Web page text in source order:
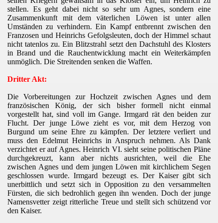
stellen. Es geht dabei nicht so sehr um Agnes, sondern eine
Zusammenkunft mit dem väterlichen Löwen ist unter allen
Umständen zu verhindern. Ein Kampf entbrennt zwischen den
Franzosen und Heinrichs Gefolgsleuten, doch der Himmel schaut
nicht tatenlos zu. Ein Blitzstrahl setzt den Dachstuhl des Klosters
in Brand und die Rauchentwicklung macht ein Weiterkämpfen
unmöglich. Die Streitenden senken die Waffen.
Dritter Akt:
Die Vorbereitungen zur Hochzeit zwischen Agnes und dem
französischen König, der sich bisher formell nicht einmal
vorgestellt hat, sind voll im Gange. Irmgard rät den beiden zur
Flucht. Der junge Löwe zieht es vor, mit dem Herzog von
Burgund um seine Ehre zu kämpfen. Der letztere verliert und
muss den Edelmut Heinrichs in Anspruch nehmen. Als Dank
verzichtet er auf Agnes. Heinrich VI. sieht seine politischen Pläne
durchgekreuzt, kann aber nichts ausrichten, weil die Ehe
zwischen Agnes und dem jungen Löwen mit kirchlichem Segen
geschlossen wurde. Irmgard bezeugt es. Der Kaiser gibt sich
unerbittlich und setzt sich in Opposition zu den versammelten
Fürsten, die sich bedrohlich gegen ihn wenden. Doch der junge
Namensvetter zeigt ritterliche Treue und stellt sich schützend vor
den Kaiser.